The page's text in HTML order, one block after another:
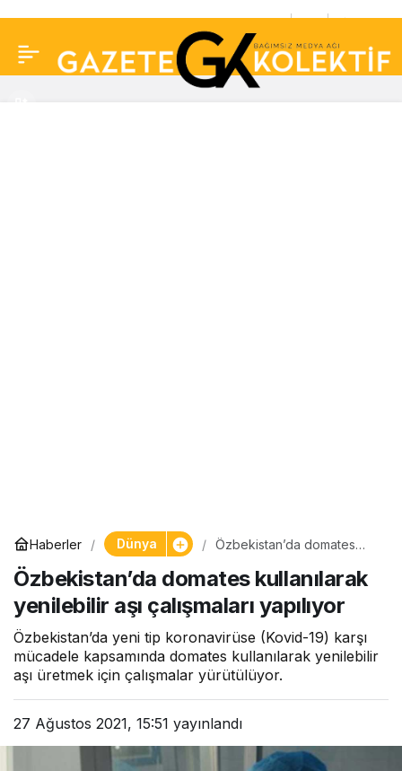
Haberler Dünya
Özbekistan’da domates
çalışmaları yapılıyor
Özbekistan’da domates kullanılarak
yenilebilir aşı çalışmaları yapılıyor
Özbekistan’da yeni tip koronavirüse (Kovid-19) karşı
mücadele kapsamında domates kullanılarak yenilebilir
aşı üretmek için çalışmalar yürütülüyor.
27 Ağustos 2021, 15:51 yayınlandı
Türkiye ve Yunanistan